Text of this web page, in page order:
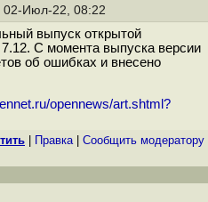
02-Июл-22, 08:22
выпуск открытой
С момента выпуска версии
об ошибках и внесено
opennews/art.shtml?
Правка| Cообщить модератору